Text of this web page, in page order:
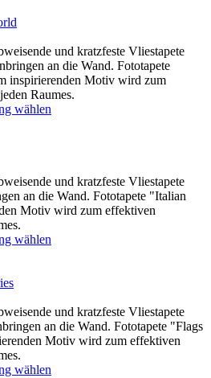
und kratzfeste Vliestapete
an die Wand. Fototapete
inspirierenden Motiv wird zum
Raumes.
wählen
und kratzfeste Vliestapete
an die Wand. Fototapete "Italian
Motiv wird zum effektiven
wählen
und kratzfeste Vliestapete
an die Wand. Fototapete "Flags
Motiv wird zum effektiven
wählen